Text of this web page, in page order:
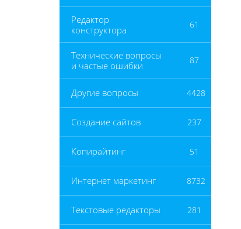
Редактор
конструктора
61
Технические вопросы
и частые ошибки
87
Другие вопросы 4428
Создание сайтов 237
Копирайтинг 51
Интернет маркетинг 8732
Текстовые редакторы 281